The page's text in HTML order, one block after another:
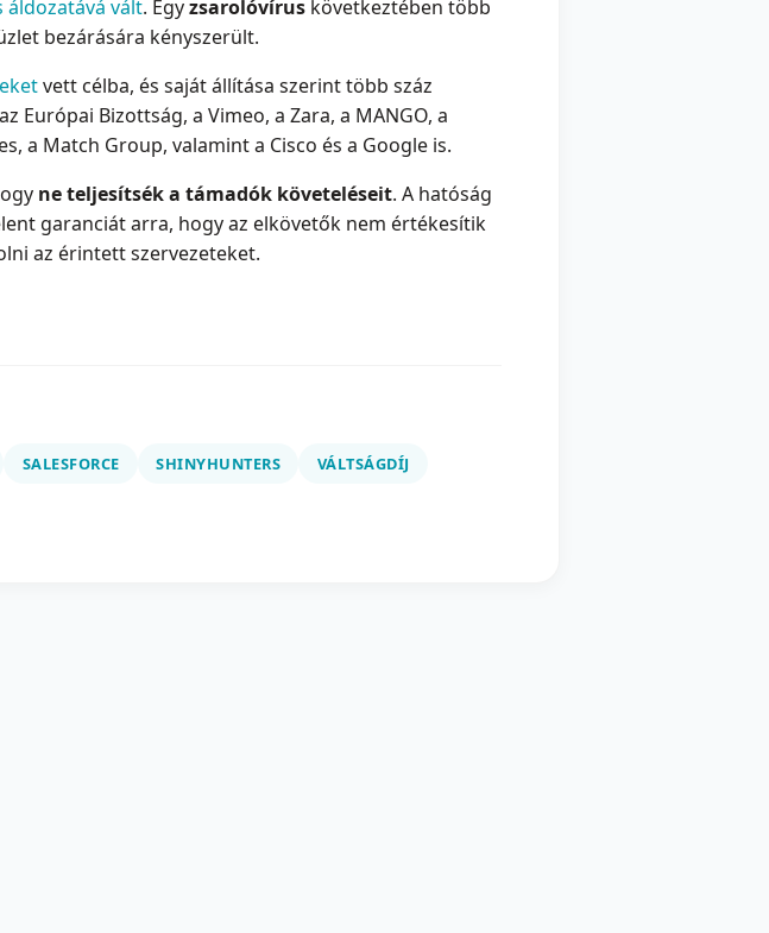
áldozatává vált. Egyzsarolóvírus következtében több
bezárására kényszerült.
vett célba, és saját állítása szerint több száz
Európai Bizottság, a Vimeo, a Zara, a MANGO, a
a Match Group, valamint a Cisco és a Google is.
ne teljesítsék a támadók követeléseit. A hatóság
garanciát arra, hogy az elkövetők nem értékesítik
az érintett szervezeteket.
SALESFORCE SHINYHUNTERS
VÁLTSÁGDÍJ